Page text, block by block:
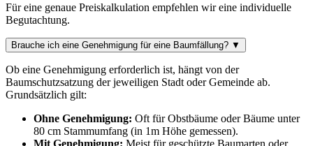
Für eine genaue Preiskalkulation empfehlen wir eine individuelle
Begutachtung.
Brauche ich eine Genehmigung für eine Baumfällung? ▼
Ob eine Genehmigung erforderlich ist, hängt von der
Baumschutzsatzung der jeweiligen Stadt oder Gemeinde ab.
Grundsätzlich gilt:
Ohne Genehmigung: Oft für Obstbäume oder Bäume unter
80 cm Stammumfang (in 1m Höhe gemessen).
Mit Genehmigung: Meist für geschützte Baumarten oder